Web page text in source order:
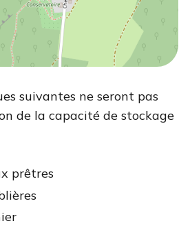
suivantes ne seront pas
de la capacité de stockage
prêtres